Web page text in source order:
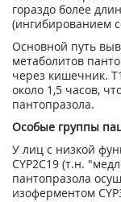
гораздо более
(ингибированием
Основной путь
метаболитов
через кишечник.
около 1,5 часов,
пантопразола.
Особые группы
У лиц с низкой
CYP2C19 (т.н.
пантопразола
изоферментом